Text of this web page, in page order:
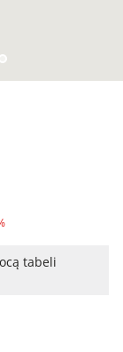
tabeli